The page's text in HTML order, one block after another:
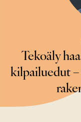
Tekoäly
kilpailuedut